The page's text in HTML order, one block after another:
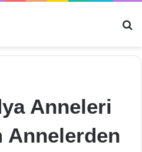
Anneleri
Annelerden